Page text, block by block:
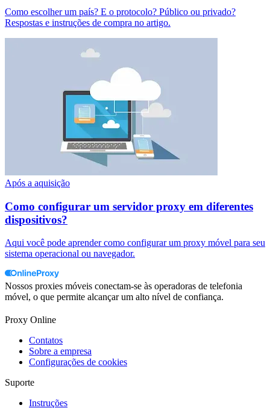
Como escolher um país? E o protocolo? Público ou privado?
Respostas e instruções de compra no artigo.
Após a aquisição
Como configurar um servidor proxy em diferentes
dispositivos?
Aqui você pode aprender como configurar um proxy móvel para seu
sistema operacional ou navegador.
Nossos proxies móveis conectam-se às operadoras de telefonia
móvel, o que permite alcançar um alto nível de confiança.
Proxy Online
Contatos
Sobre a empresa
Configurações de cookies
Suporte
Instruções